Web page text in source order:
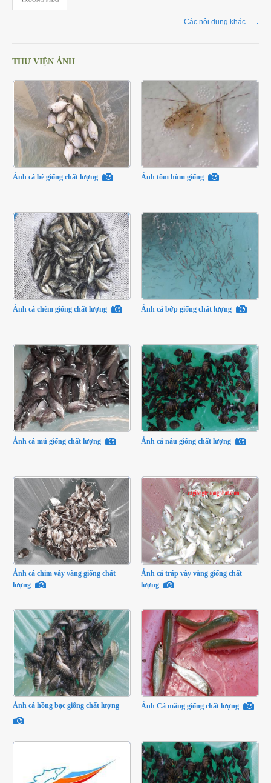
Các nội dung khác
THƯ VIỆN ẢNH
Ảnh cá bè giống chất lượng Ảnh tôm hùm giống
Ảnh cá chẽm giống chất lượng Ảnh cá bớp giống chất lượng
Ảnh cá mú giống chất lượng Ảnh cá nâu giống chất lượng
Ảnh cá chim vây vàng giống chất
lượng
Ảnh cá tráp vây vàng giống chất
lượng
Ảnh cá hồng bạc giống chất lượng Ảnh Cá măng giống chất lượng